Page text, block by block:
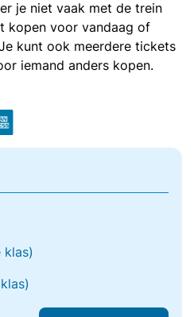
je niet vaak met de trein
kopen voor vandaag of
kunt ook meerdere tickets
iemand anders kopen.
klas)